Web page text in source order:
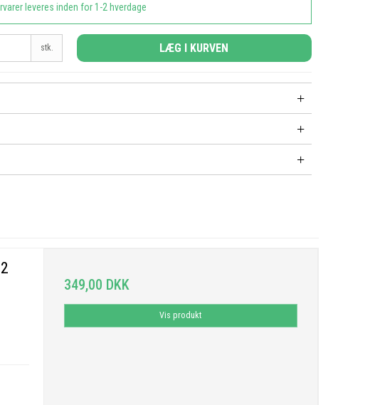
leveres inden for 1-2 hverdage
stk. LÆG I KURVEN
349,00 DKK
Vis produkt